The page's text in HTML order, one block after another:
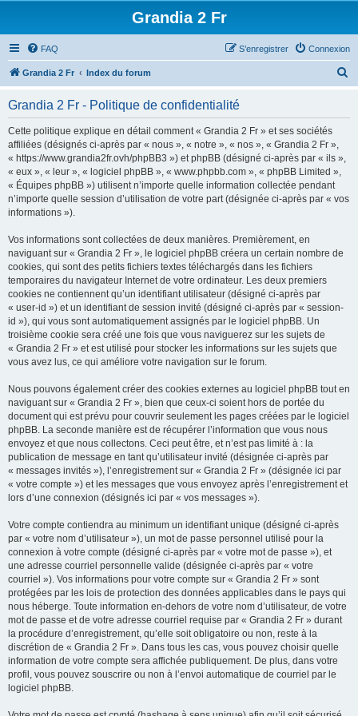
Grandia 2 Fr
FAQ Connexion
S’enregistrer
Grandia 2 Fr Index du forum
Grandia 2 Fr - Politique de confidentialité
Cette politique explique en détail comment « Grandia 2 Fr » et ses sociétés
affiliées (désignés ci-après par « nous », « notre », « nos », « Grandia 2 Fr »,
« https://www.grandia2fr.ovh/phpBB3 ») et phpBB (désigné ci-après par « ils »,
« eux », « leur », « logiciel phpBB », « www.phpbb.com », « phpBB Limited »,
« Équipes phpBB ») utilisent n’importe quelle information collectée pendant
n’importe quelle session d’utilisation de votre part (désignée ci-après par « vos
informations »).
Vos informations sont collectées de deux manières. Premièrement, en
naviguant sur « Grandia 2 Fr », le logiciel phpBB créera un certain nombre de
cookies, qui sont des petits fichiers textes téléchargés dans les fichiers
temporaires du navigateur Internet de votre ordinateur. Les deux premiers
cookies ne contiennent qu’un identifiant utilisateur (désigné ci-après par
« user-id ») et un identifiant de session invité (désigné ci-après par « session-
id »), qui vous sont automatiquement assignés par le logiciel phpBB. Un
troisième cookie sera créé une fois que vous naviguerez sur les sujets de
« Grandia 2 Fr » et est utilisé pour stocker les informations sur les sujets que
vous avez lus, ce qui améliore votre navigation sur le forum.
Nous pouvons également créer des cookies externes au logiciel phpBB tout en
naviguant sur « Grandia 2 Fr », bien que ceux-ci soient hors de portée du
document qui est prévu pour couvrir seulement les pages créées par le logiciel
phpBB. La seconde manière est de récupérer l’information que vous nous
envoyez et que nous collectons. Ceci peut être, et n’est pas limité à : la
publication de message en tant qu’utilisateur invité (désignée ci-après par
« messages invités »), l’enregistrement sur « Grandia 2 Fr » (désignée ici par
« votre compte ») et les messages que vous envoyez après l’enregistrement et
lors d’une connexion (désignés ici par « vos messages »).
Votre compte contiendra au minimum un identifiant unique (désigné ci-après
par « votre nom d’utilisateur »), un mot de passe personnel utilisé pour la
connexion à votre compte (désigné ci-après par « votre mot de passe »), et
une adresse courriel personnelle valide (désignée ci-après par « votre
courriel »). Vos informations pour votre compte sur « Grandia 2 Fr » sont
protégées par les lois de protection des données applicables dans le pays qui
nous héberge. Toute information en-dehors de votre nom d’utilisateur, de votre
mot de passe et de votre adresse courriel requise par « Grandia 2 Fr » durant
la procédure d’enregistrement, qu’elle soit obligatoire ou non, reste à la
discrétion de « Grandia 2 Fr ». Dans tous les cas, vous pouvez choisir quelle
information de votre compte sera affichée publiquement. De plus, dans votre
profil, vous pouvez souscrire ou non à l’envoi automatique de courriel par le
logiciel phpBB.